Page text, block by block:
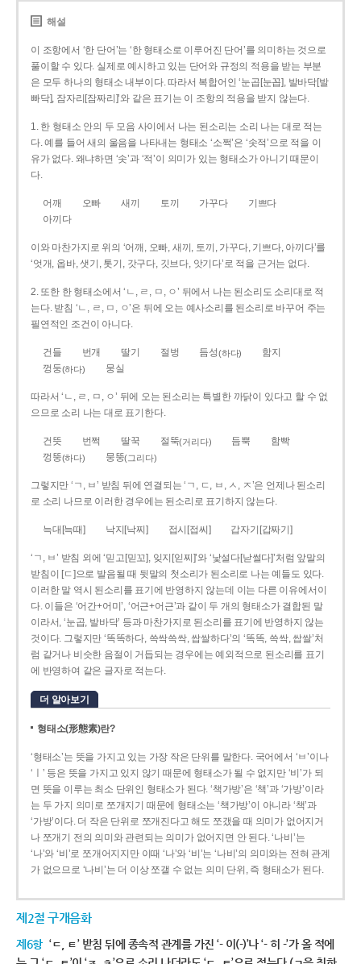
해설
이 조항에서 ‘한 단어’는 ‘한 형태소로 이루어진 단어’를 의미하는 것으로
풀이할 수 있다. 실제로 예시하고 있는 단어와 규정의 적용을 받는 부분
은 모두 하나의 형태소 내부이다. 따라서 복합어인 ‘눈곱[눈꼽], 발바닥[발
빠닥], 잠자리[잠짜리]’와 같은 표기는 이 조항의 적용을 받지 않는다.
1. 한 형태소 안의 두 모음 사이에서 나는 된소리는 소리 나는 대로 적는
다. 예를 들어 새의 울음을 나타내는 형태소 ‘소쩍’은 ‘솟적’으로 적을 이
유가 없다. 왜냐하면 ‘솟’과 ‘적’이 의미가 있는 형태소가 아니기 때문이
다.
어깨 오빠 새끼 토끼 가꾸다
기쁘다
아끼다
이와 마찬가지로 위의 ‘어깨, 오빠, 새끼, 토끼, 가꾸다, 기쁘다, 아끼다’를
‘엇개, 옵바, 샛기, 톳기, 갓구다, 깃브다, 앗기다’로 적을 근거는 없다.
2. 또한 한 형태소에서 ‘ㄴ, ㄹ, ㅁ, ㅇ’ 뒤에서 나는 된소리도 소리대로 적
는다. 받침 ‘ㄴ, ㄹ, ㅁ, ㅇ’은 뒤에 오는 예사소리를 된소리로 바꾸어 주는
필연적인 조건이 아니다.
건들 번개 딸기 절벙 듬성(하다)
함지
껑둥(하다) 뭉실
따라서 ‘ㄴ, ㄹ, ㅁ, ㅇ’ 뒤에 오는 된소리는 특별한 까닭이 있다고 할 수 없
으므로 소리 나는 대로 표기한다.
건뜻 번쩍 딸꾹 절뚝(거리다) 듬뿍
함빡
껑뚱(하다) 뭉뚱(그리다)
그렇지만 ‘ㄱ, ㅂ’ 받침 뒤에 연결되는 ‘ㄱ, ㄷ, ㅂ, ㅅ, ㅈ’은 언제나 된소리
로 소리 나므로 이러한 경우에는 된소리로 표기하지 않는다.
늑대[늑때] 낙지[낙찌] 접시[접씨] 갑자기[갑짜기]
‘ㄱ, ㅂ’ 받침 외에 ‘믿고[믿꼬], 잊지[읻찌]’와 ‘낯설다[낟썰다]’처럼 앞말의
받침이 [ㄷ]으로 발음될 때 뒷말의 첫소리가 된소리로 나는 예들도 있다.
이러한 말 역시 된소리를 표기에 반영하지 않는데 이는 다른 이유에서이
다. 이들은 ‘어간+어미’, ‘어근+어근’과 같이 두 개의 형태소가 결합된 말
이라서, ‘눈곱, 발바닥’ 등과 마찬가지로 된소리를 표기에 반영하지 않는
것이다. 그렇지만 ‘똑똑하다, 쓱싹쓱싹, 쌉쌀하다’의 ‘똑똑, 쓱싹, 쌉쌀’처
럼 같거나 비슷한 음절이 거듭되는 경우에는 예외적으로 된소리를 표기
에 반영하여 같은 글자로 적는다.
더 알아보기
형태소(形態素)란?
‘형태소’는 뜻을 가지고 있는 가장 작은 단위를 말한다. 국어에서 ‘ㅂ’이나
‘ㅣ’ 등은 뜻을 가지고 있지 않기 때문에 형태소가 될 수 없지만 ‘비’가 되
면 뜻을 이루는 최소 단위인 형태소가 된다. ‘책가방’은 ‘책’과 ‘가방’이라
는 두 가지 의미로 쪼개지기 때문에 형태소는 ‘책가방’이 아니라 ‘책’과
‘가방’이다. 더 작은 단위로 쪼개진다고 해도 쪼갰을 때 의미가 없어지거
나 쪼개기 전의 의미와 관련되는 의미가 없어지면 안 된다. ‘나비’는
‘나’와 ‘비’로 쪼개어지지만 이때 ‘나’와 ‘비’는 ‘나비’의 의미와는 전혀 관계
가 없으므로 ‘나비’는 더 이상 쪼갤 수 없는 의미 단위, 즉 형태소가 된다.
제2절 구개음화
제6항 ‘ㄷ, ㅌ’ 받침 뒤에 종속적 관계를 가진 ‘- 이(-)’나 ‘- 히 -’가 올 적에